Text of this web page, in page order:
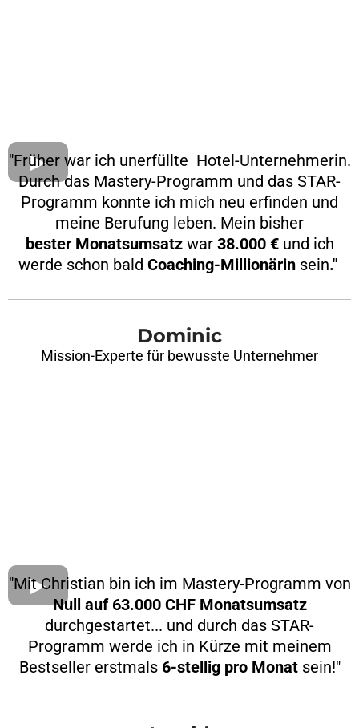
"Früher war ich unerfüllte Hotel-Unternehmerin.
Durch das Mastery-Programm und das STAR-
Programm konnte ich mich neu erfinden und
meine Berufung leben. Mein bisher
bester Monatsumsatzwar 38.000 € und ich
werde schon bald Coaching-Millionärinsein."
Dominic
Mission-Experte für bewusste Unternehmer
"Mit Christian bin ich im Mastery-Programm von
Null auf 63.000 CHF Monatsumsatz
durchgestartet... und durch das STAR-
Programm werde ich in Kürze mit meinem
Bestseller erstmals 6-stellig pro Monatsein!"